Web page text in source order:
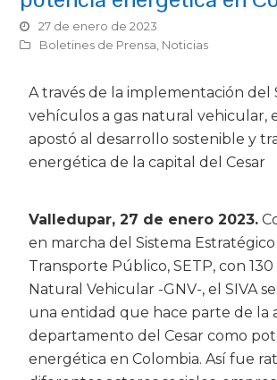
27 de enero de 2023
Boletines de Prensa, Noticias
A través de la implementación del
vehículos a gas natural vehicular,
apostó al desarrollo sostenible y
energética de la capital del Cesar
Valledupar, 27 de enero 2023.
en marcha del Sistema
Transporte Público, SETP, con 130
Natural Vehicular -GNV-, el SIVA
una entidad que hace parte de la
departamento del Cesar como
energética en Colombia. Así fue